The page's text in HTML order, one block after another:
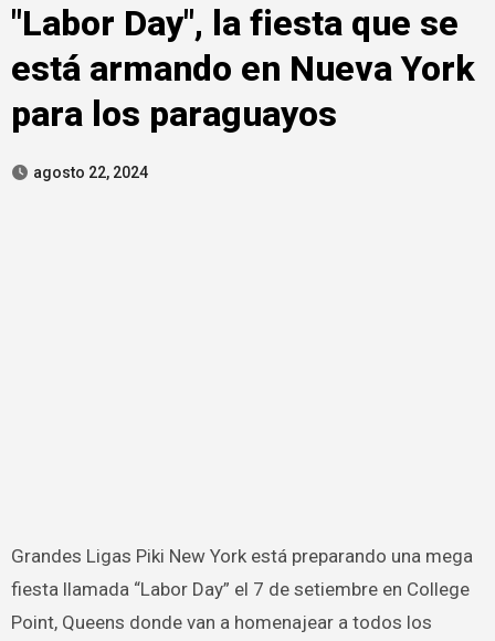
"Labor Day", la fiesta que se
está armando en Nueva York
para los paraguayos
agosto 22, 2024
Grandes Ligas Piki New York está preparando una mega
fiesta llamada “Labor Day” el 7 de setiembre en College
Point, Queens donde van a homenajear a todos los